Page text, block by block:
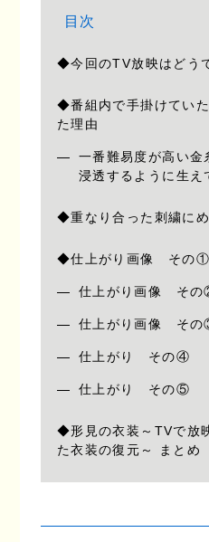
目次
◆今回のTV放映はどう
◆番組内で手掛けてい
た理由
一番難易度が高い金
浸透するように生え
◆重なり合った刺繍に
◆仕上がり画像 その①
仕上がり画像 そ
仕上がり画像 そ
仕上がり その④
仕上がり その⑤
◆形見の衣装～TVで放
た衣装の復元～ まとめ